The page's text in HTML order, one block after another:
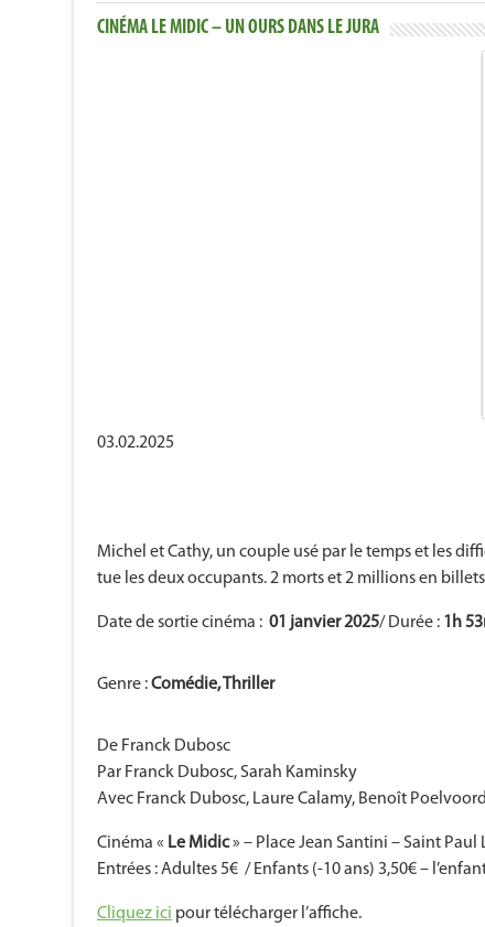
CINÉMA LE MIDIC – UN OURS DANS LE JURA
03.02.2025
Michel et Cathy, un couple usé par le temps et les
tue les deux occupants. 2 morts et 2 millions en
Date de sortie cinéma : 01 janvier 2025/ Durée : 1h
Genre :Comédie, Thriller
De Franck Dubosc
Par Franck Dubosc, Sarah Kaminsky
Avec Franck Dubosc, Laure Calamy, Benoît
Cinéma « Le Midic» – Place Jean Santini – Saint Paul
Entrées : Adultes 5€ / Enfants (-10 ans) 3,50€ –
Cliquez ici pour télécharger l’affiche.